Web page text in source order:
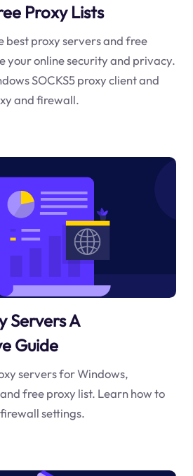
Proxy Lists
best proxy servers and free
your online security and privacy.
SOCKS5 proxy client and
and firewall.
Servers A
Guide
servers for Windows,
free proxy list. Learn how to
settings.